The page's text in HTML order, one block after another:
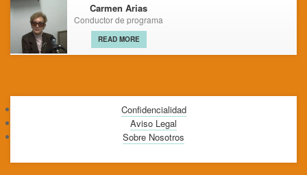
Carmen Arias
Conductor de programa
READ MORE
Confidencialidad
Aviso Legal
Sobre Nosotros